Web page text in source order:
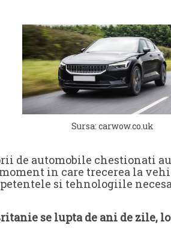
Sursa: carwow.co.uk
de automobile chestionati
in care trecerea la
si tehnologiile
se lupta de ani de zile,